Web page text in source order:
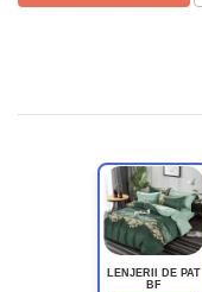
LENJERII DE PAT
BF